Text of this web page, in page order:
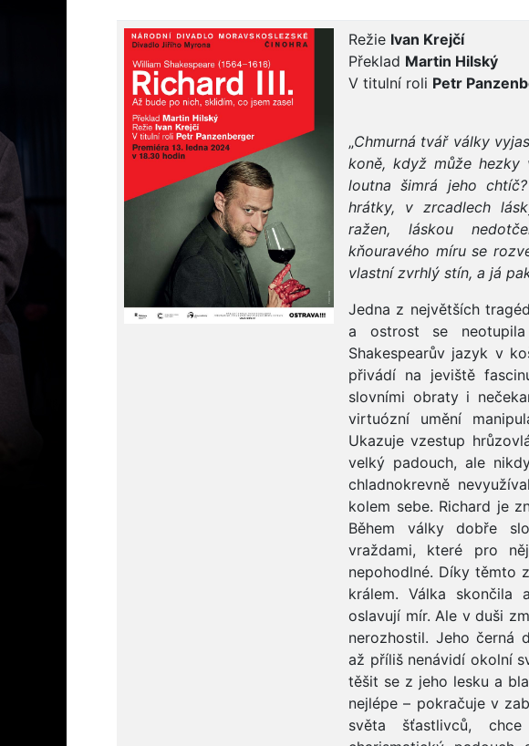
Režie Ivan Krejčí
Překlad Martin Hilský
V titulní roli Petr
„Chmurná tvář války
koně, když může
loutna šimrá jeho
hrátky, v zrcadlech
ražen, láskou
kňouravého míru se
vlastní zvrhlý stín, a já
Jedna z největších
a ostrost se
Shakespearův jazyk v
přivádí na jeviště
slovními obraty i
virtuózní umění
Ukazuje vzestup
velký padouch, ale
chladnokrevně
kolem sebe. Richard je
Během války dobře
vraždami, které pro
nepohodlné. Díky těmto
králem. Válka
oslavují mír. Ale v duši
nerozhostil. Jeho černá
až příliš nenávidí okolní
těšit se z jeho lesku a
nejlépe – pokračuje v
světa šťastlivců,